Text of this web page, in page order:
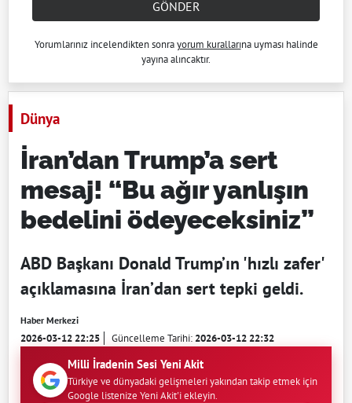
GÖNDER
Yorumlarınız incelendikten sonrayorum kurallarına uyması halinde
yayına alıncaktır.
Dünya
İran’dan Trump’a sert
mesaj! “Bu ağır yanlışın
bedelini ödeyeceksiniz”
ABD Başkanı Donald Trump’ın 'hızlı zafer'
açıklamasına İran’dan sert tepki geldi.
Haber Merkezi
2026-03-12 22:25 Güncelleme Tarihi:2026-03-12 22:32
Milli İradenin Sesi Yeni Akit
Türkiye ve dünyadaki gelişmeleri yakından takip etmek için
Google listenize Yeni Akit'i ekleyin.